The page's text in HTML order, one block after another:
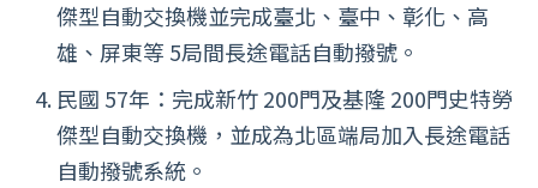
傑型自動交換機並完成臺北、臺中、彰化、高
雄、屏東等 5局間長途電話自動撥號。
民國 57年：完成新竹 200門及基隆 200門史特勞
傑型自動交換機，並成為北區端局加入長途電話
自動撥號系統。